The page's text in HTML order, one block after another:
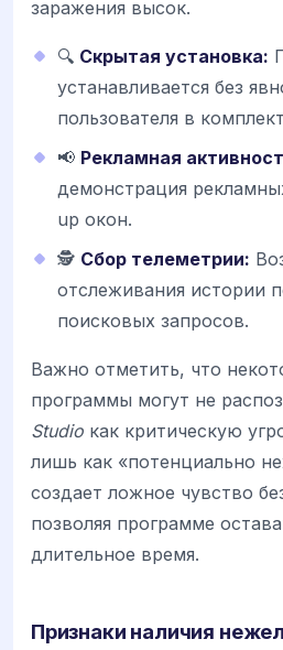
заражения высок.
🔍 Скрытая установка:
устанавливается без
пользователя в
📢 Рекламная
демонстрация
up окон.
🕵️ Сбор телеметрии:
отслеживания истории
поисковых запросов.
Важно отметить, что
программы могут не
Studio как критическую
лишь как «потенциально
создает ложное чувство
позволяя программе
длительное время.
Признаки наличия